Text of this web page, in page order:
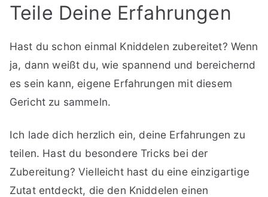
Teile Deine Erfahrungen
Hast du schon einmal Kniddelen zubereitet? Wenn
ja, dann weißt du, wie spannend und bereichernd
es sein kann, eigene Erfahrungen mit diesem
Gericht zu sammeln.
Ich lade dich herzlich ein, deine Erfahrungen zu
teilen. Hast du besondere Tricks bei der
Zubereitung? Vielleicht hast du eine einzigartige
Zutat entdeckt, die den Kniddelen einen